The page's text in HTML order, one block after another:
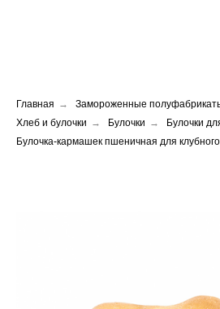
Главная → Замороженные
Хлеб и булочки → Булочки → Булочки
Булочка-кармашек пшеничная для